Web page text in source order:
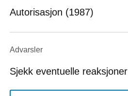
Autorisasjon (1987)
Advarsler
Sjekk eventuelle